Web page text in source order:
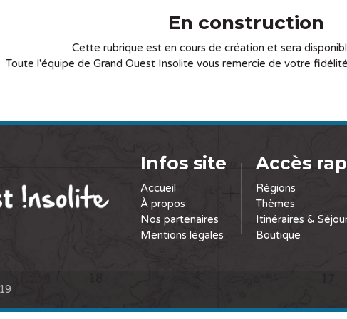
En construction
Cette rubrique est en cours de création et sera
Toute l'équipe de Grand Ouest Insolite vous remercie de votre
Infos site
Accueil
À propos
Nos partenaires
Mentions légales
Accès
Régions
Thèmes
Itinéraires &
Boutique